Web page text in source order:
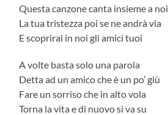
Questa canzone canta insieme a noi
La tua tristezza poi se ne andrà via
E scoprirai in noi gli amici tuoi
A volte basta solo una parola
Detta ad un amico che è un po’ giù
Fare un sorriso che in alto vola
Torna la vita e di nuovo si va su